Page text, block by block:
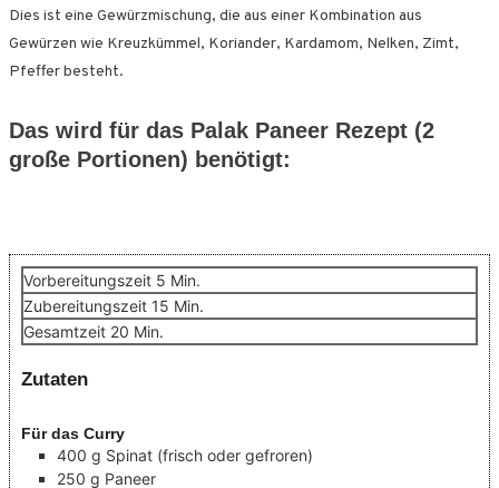
Dies ist eine Gewürzmischung, die aus einer Kombination aus
Gewürzen wie Kreuzkümmel, Koriander, Kardamom, Nelken, Zimt,
Pfeffer besteht.
Das wird für das Palak Paneer Rezept (2
große Portionen) benötigt:
Vorbereitungszeit 5 Minuten
Min.
Zubereitungszeit 15 Minuten
Min.
Gesamtzeit 20 Minuten
Min.
Zutaten
Für das Curry
400 g Spinat (frisch oder gefroren)
250 g Paneer